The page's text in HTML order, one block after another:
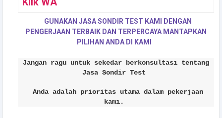
GUNAKAN JASA SONDIR TEST KAMI DENGAN
PENGERJAAN TERBAIK DAN TERPERCAYA MANTAPKAN
PILIHAN ANDA DI KAMI
Jangan ragu untuk sekedar berkonsultasi tentang
Jasa Sondir Test
Anda adalah prioritas utama dalam pekerjaan
kami.